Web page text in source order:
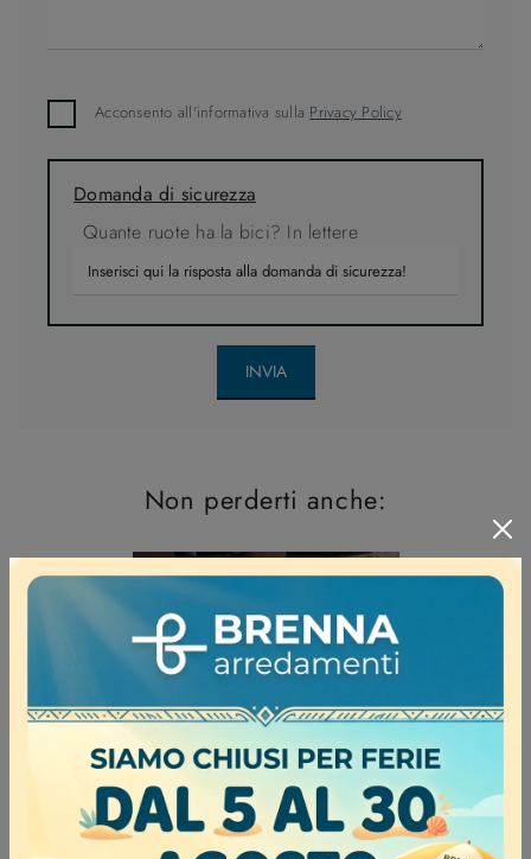
Acconsento all'informativa sulla Privacy Policy
Domanda di sicurezza
Quante ruote ha la bici? In lettere
INVIA
Non perderti anche: